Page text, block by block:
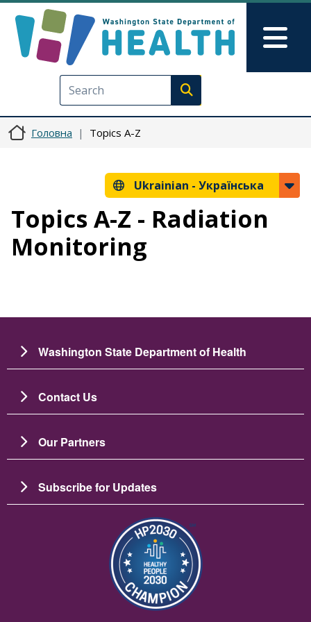
Execute search
Головна Topics A-Z
Ukrainian - Українська
Topics A-Z - Radiation
Monitoring
Washington State Department of Health
Contact Us
Our Partners
Subscribe for Updates
Зображення